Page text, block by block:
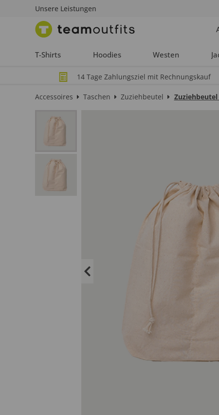
Unsere Leistungen
T-Shirts Hoodies Westen
14 Tage Zahlungsziel mit Rechnungskauf
Accessoires Taschen Zuziehbeutel Zuziehbeutel